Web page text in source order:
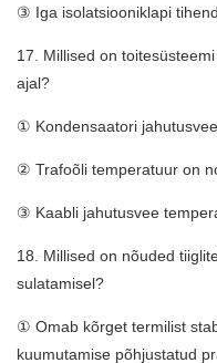
③ Iga isolatsiooniklapi
17. Millised on
ajal?
① Kondensaatori
② Trafoõli temperatuur on
③ Kaabli jahutusvee
18. Millised on nõuded
sulatamisel?
① Omab kõrget termilist
kuumutamise põhjustatud